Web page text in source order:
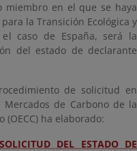
miembro en el que se haya
la Transición Ecológica y
el caso de España, será la
del estado de declarante
de solicitud en
Mercados de Carbono de la
(OECC) ha elaborado:
DEL ESTADO DE